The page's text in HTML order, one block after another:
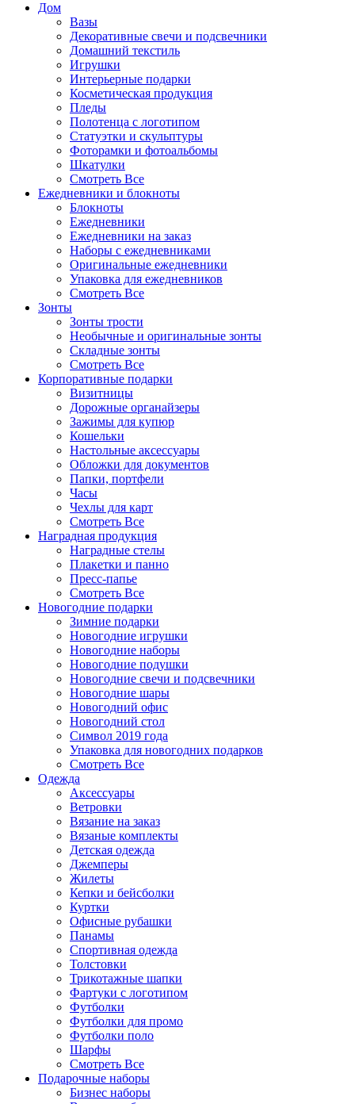
Дом
Вазы
Декоративные свечи и подсвечники
Домашний текстиль
Игрушки
Интерьерные подарки
Косметическая продукция
Пледы
Полотенца с логотипом
Статуэтки и скульптуры
Фоторамки и фотоальбомы
Шкатулки
Смотреть Все
Ежедневники и блокноты
Блокноты
Ежедневники
Ежедневники на заказ
Наборы с ежедневниками
Оригинальные ежедневники
Упаковка для ежедневников
Смотреть Все
Зонты
Зонты трости
Необычные и оригинальные зонты
Складные зонты
Смотреть Все
Корпоративные подарки
Визитницы
Дорожные органайзеры
Зажимы для купюр
Кошельки
Настольные аксессуары
Обложки для документов
Папки, портфели
Часы
Чехлы для карт
Смотреть Все
Наградная продукция
Наградные стелы
Плакетки и панно
Пресс-папье
Смотреть Все
Новогодние подарки
Зимние подарки
Новогодние игрушки
Новогодние наборы
Новогодние подушки
Новогодние свечи и подсвечники
Новогодние шары
Новогодний офис
Новогодний стол
Символ 2019 года
Упаковка для новогодних подарков
Смотреть Все
Одежда
Аксессуары
Ветровки
Вязание на заказ
Вязаные комплекты
Детская одежда
Джемперы
Жилеты
Кепки и бейсболки
Куртки
Офисные рубашки
Панамы
Спортивная одежда
Толстовки
Трикотажные шапки
Фартуки с логотипом
Футболки
Футболки для промо
Футболки поло
Шарфы
Смотреть Все
Подарочные наборы
Бизнес наборы